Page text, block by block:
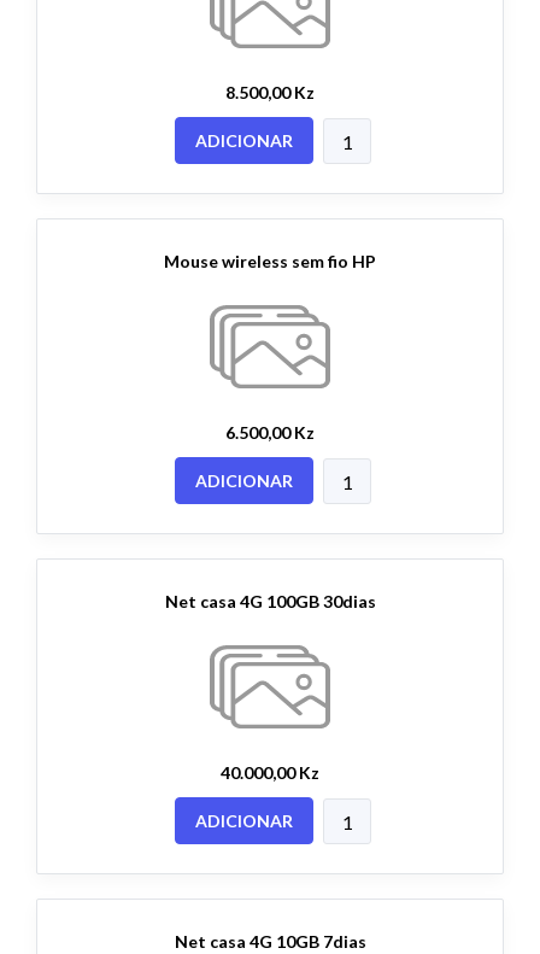
8.500,00 Kz
ADICIONAR
Mouse wireless sem fio HP
6.500,00 Kz
ADICIONAR
Net casa 4G 100GB 30dias
40.000,00 Kz
ADICIONAR
Net casa 4G 10GB 7dias